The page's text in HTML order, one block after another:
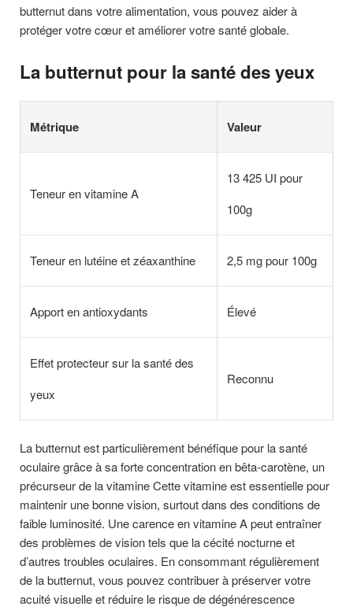
butternut dans votre alimentation, vous pouvez aider à
protéger votre cœur et améliorer votre santé globale.
La butternut pour la santé des yeux
Métrique Valeur
Teneur en vitamine A
13 425 UI pour
100g
Teneur en lutéine et zéaxanthine 2,5 mg pour 100g
Apport en antioxydants Élevé
Effet protecteur sur la santé des
yeux
Reconnu
La butternut est particulièrement bénéfique pour la santé
oculaire grâce à sa forte concentration en bêta-carotène, un
précurseur de la vitamine Cette vitamine est essentielle pour
maintenir une bonne vision, surtout dans des conditions de
faible luminosité. Une carence en vitamine A peut entraîner
des problèmes de vision tels que la cécité nocturne et
d’autres troubles oculaires. En consommant régulièrement
de la butternut, vous pouvez contribuer à préserver votre
acuité visuelle et réduire le risque de dégénérescence